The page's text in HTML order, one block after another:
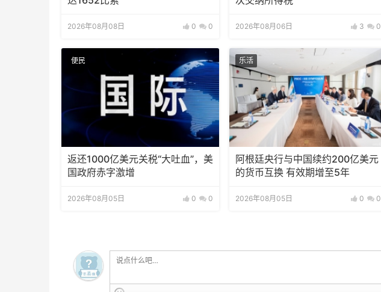
2026年08月08日 0 0 2026年08月06日 3 0
便民
返还1000亿美元关税“大吐血”，美
国政府赤字激增
2026年08月05日 0 0
乐活
阿根廷央行与中国续约200亿美元
的货币互换 有效期增至5年
2026年08月05日 0 0